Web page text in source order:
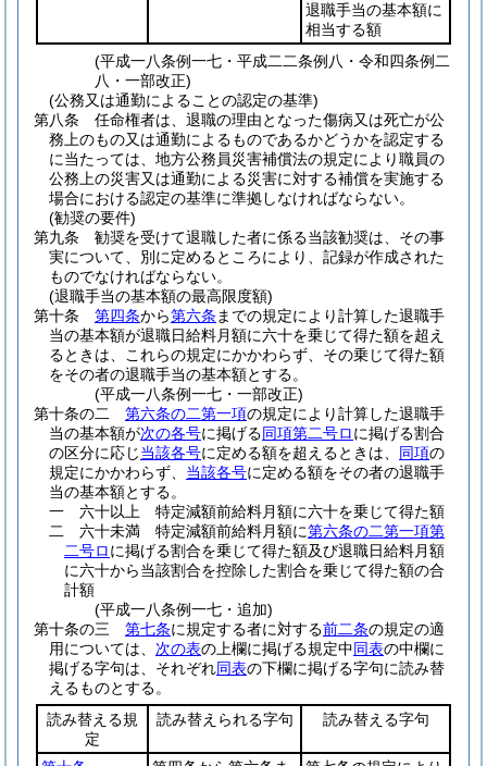
退職手当の基本額に
相当する額
(平成一八条例一七・平成二二条例八・令和四条例二
八・一部改正)
(公務又は通勤によることの認定の基準)
第八条
任命権者は、退職の理由となった傷病又は死亡が公
務上のもの又は通勤によるものであるかどうかを認定する
に当たっては、地方公務員災害補償法の規定により職員の
公務上の災害又は通勤による災害に対する補償を実施する
場合における認定の基準に準拠しなければならない。
(勧奨の要件)
第九条
勧奨を受けて退職した者に係る当該勧奨は、その事
実について、別に定めるところにより、記録が作成された
ものでなければならない。
(退職手当の基本額の最高限度額)
第十条
第四条から第六条 までの規定により計算した退職手
当の基本額が退職日給料月額に六十を乗じて得た額を超え
るときは、これらの規定にかかわらず、その乗じて得た額
をその者の退職手当の基本額とする。
(平成一八条例一七・一部改正)
第十条の二
第六条の二第一項の規定により計算した退職手
当の基本額が次の各号に掲げる同項第二号ロに掲げる割合
の区分に応じ当該各号に定める額を超えるときは、 同項の
規定にかかわらず、 当該各号に定める額をその者の退職手
当の基本額とする。
一
六十以上 特定減額前給料月額に六十を乗じて得た額
二
六十未満 特定減額前給料月額に第六条の二第一項第
二号ロに掲げる割合を乗じて得た額及び退職日給料月額
に六十から当該割合を控除した割合を乗じて得た額の合
計額
(平成一八条例一七・追加)
第十条の三
第七条に規定する者に対する前二条の規定の適
用については、 次の表の上欄に掲げる規定中同表の中欄に
掲げる字句は、それぞれ同表の下欄に掲げる字句に読み替
えるものとする。
読み替える規
定
読み替えられる字句 読み替える字句